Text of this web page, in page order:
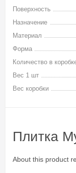
Поверхность
Назначение
Материал
Форма
Количество в
Вес 1 шт
Вес коробки
Плитка
About this product